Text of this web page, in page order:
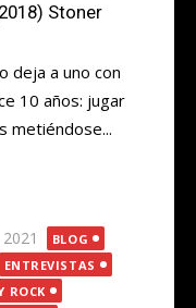
Stoner
deja a uno con
10 años: jugar
metiéndose...
BLOG
ENTREVISTAS
ROCK